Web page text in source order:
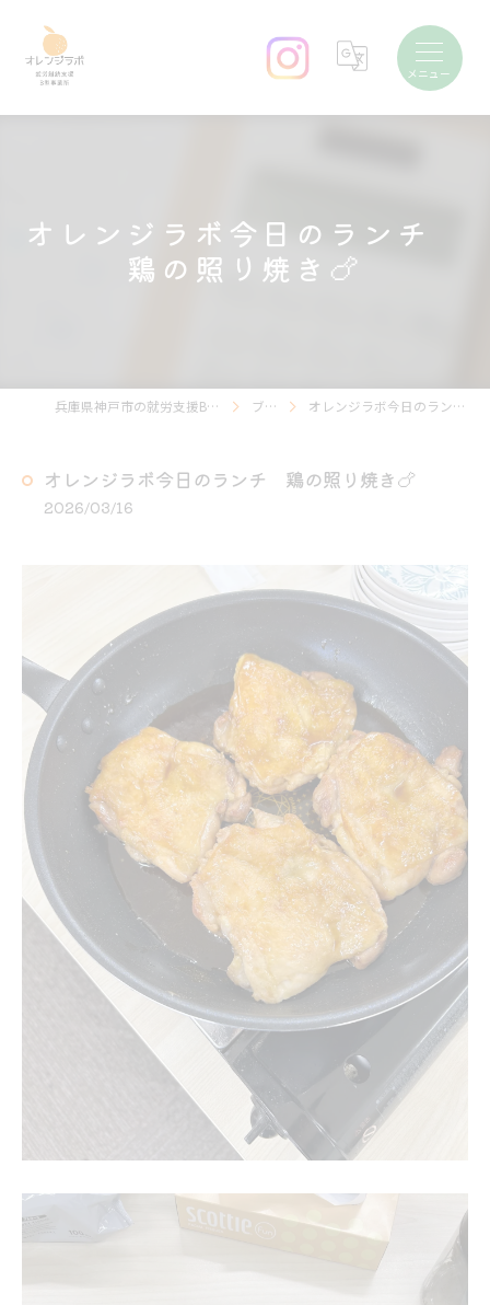
オレンジラボ今日のランチ
鶏の照り焼き🍗
兵庫県神戸市の就労支援B型ならオレンジラボ ブログ オレンジラボ今日のランチ 鶏の照り焼き🍗
オレンジラボ今日のランチ 鶏の照り焼き🍗
2026/03/16